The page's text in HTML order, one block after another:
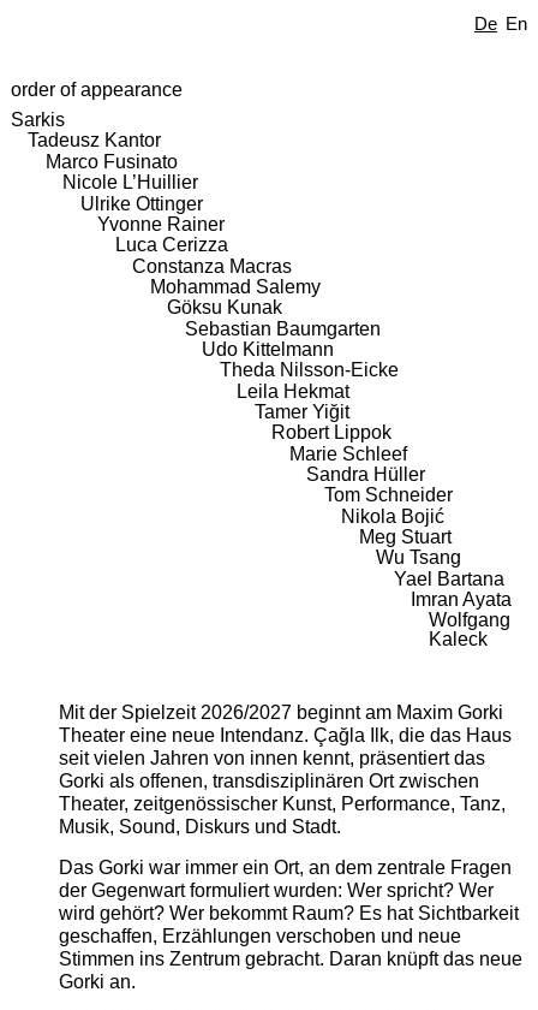
De En
order of appearance
Sarkis
Tadeusz Kantor
Marco Fusinato
Nicole L’Huillier
Ulrike Ottinger
Yvonne Rainer
Luca Cerizza
Constanza Macras
Mohammad Salemy
Göksu Kunak
Sebastian Baumgarten
Udo Kittelmann
Theda Nilsson-Eicke
Leila Hekmat
Tamer Yiğit
Robert Lippok
Marie Schleef
Sandra Hüller
Tom Schneider
Nikola Bojić
Meg Stuart
Wu Tsang
Yael Bartana
Imran Ayata
Wolfgang
Kaleck
Mit der Spielzeit 2026/2027 beginnt am Maxim Gorki
Theater eine neue Intendanz. Çağla Ilk, die das Haus
seit vielen Jahren von innen kennt, präsentiert das
Gorki als offenen, transdisziplinären Ort zwischen
Theater, zeitgenössischer Kunst, Performance, Tanz,
Musik, Sound, Diskurs und Stadt.
Das Gorki war immer ein Ort, an dem zentrale Fragen
der Gegenwart formuliert wurden: Wer spricht? Wer
wird gehört? Wer bekommt Raum? Es hat Sichtbarkeit
geschaffen, Erzählungen verschoben und neue
Stimmen ins Zentrum gebracht. Daran knüpft das neue
Gorki an.